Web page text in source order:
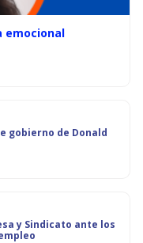
emocional
gobierno de Donald
y Sindicato ante los